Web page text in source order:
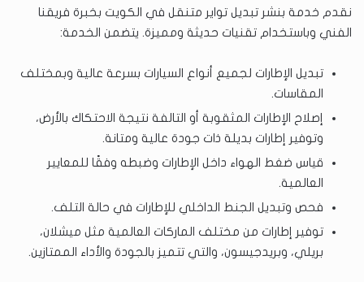
نقدم خدمة بنشر تبديل تواير متنقل في الكويت بخبرة فريقنا
الفني وباستخدام تقنيات حديثة ومميزة. يتضمن الخدمة:
تبديل الإطارات لجميع أنواع السيارات بسرعة عالية وبمختلف
المقاسات.
إصلاح الإطارات المثقوبة أو التالفة نتيجة الاحتكاك بالأرض،
وتوفير إطارات بديلة ذات جودة عالية ومتانة.
قياس ضغط الهواء داخل الإطارات وضبطه وفقًا للمعايير
العالمية.
فحص وتبديل الجنط الداخلي للإطارات في حالة التلف.
توفير إطارات من مختلف الماركات العالمية مثل ميشلان،
بريلي، وبريدجيسون، والتي تتميز بالجودة والأداء الممتازين.